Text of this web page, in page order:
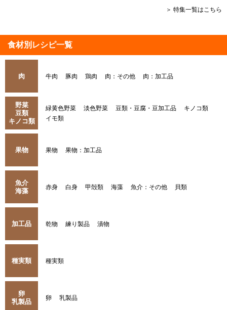
＞ 特集一覧はこちら
食材別レシピ一覧
肉 牛肉 豚肉 鶏肉 肉：その他 肉：加工品
野菜
豆類
キノコ類
緑黄色野菜 淡色野菜 豆類・豆腐・豆加工品
キノコ類
イモ類
果物 果物 果物：加工品
魚介
海藻
赤身 白身 甲殻類 海藻 魚介：その他 貝類
加工品 乾物 練り製品 漬物
種実類 種実類
卵
乳製品
卵 乳製品